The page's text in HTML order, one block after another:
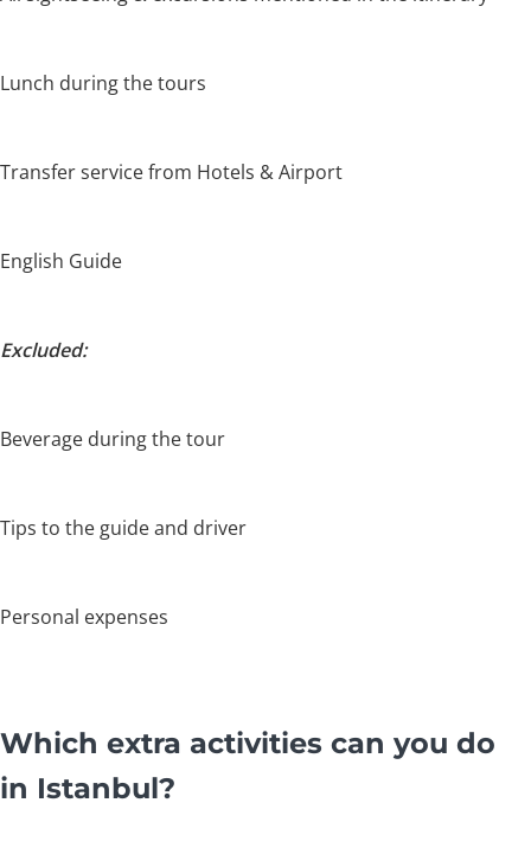
Lunch during the tours
Transfer service from Hotels & Airport
English Guide
Excluded:
Beverage during the tour
Tips to the guide and driver
Personal expenses
Which extra activities can you do
in Istanbul?